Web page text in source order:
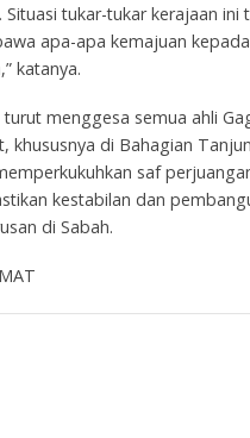
Situasi tukar-tukar kerajaan ini
apa-apa kemajuan
katanya.
turut menggesa semua ahli
khususnya di Bahagian
saf
kestabilan dan
di Sabah.